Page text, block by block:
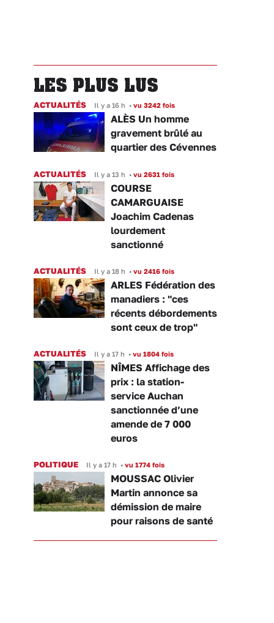
LES PLUS LUS
ACTUALITÉS Il y a 16 h • vu 3242 fois
ALÈS Un homme
gravement brûlé au
quartier des Cévennes
ACTUALITÉS Il y a 13 h • vu 2631 fois
COURSE
CAMARGUAISE
Joachim Cadenas
lourdement
sanctionné
ACTUALITÉS Il y a 18 h • vu 2416 fois
ARLES Fédération des
manadiers : "ces
récents débordements
sont ceux de trop"
ACTUALITÉS Il y a 17 h • vu 1804 fois
NÎMES Affichage des
prix : la station-
service Auchan
sanctionnée d’une
amende de 7 000
euros
POLITIQUE Il y a 17 h • vu 1774 fois
MOUSSAC Olivier
Martin annonce sa
démission de maire
pour raisons de santé